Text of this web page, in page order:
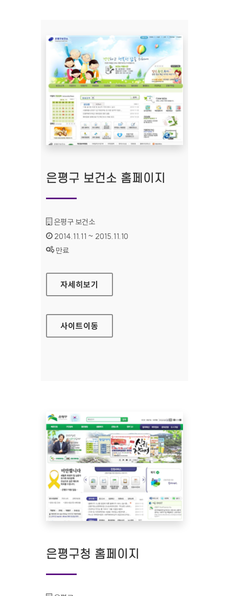
은평구 보건소 홈페이지
기관명 :
은평구 보건소
인증기간 :
2014.11.11 ~ 2015.11.10
상태 :
만료
은평구 보건소 홈페이지
자세히보기
사이트이동
은평구청 홈페이지